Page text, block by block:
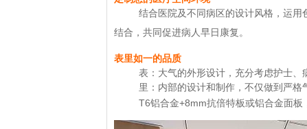
结合医院及不同病区的设计风格，运用色
结合，共同促进病人早日康复。
表里如一的品质
表：大气的外形设计，充分考虑护士、病
里：内部的设计和制作，不仅做到严格气
T6铝合金+8mm抗倍特板或铝合金面板，